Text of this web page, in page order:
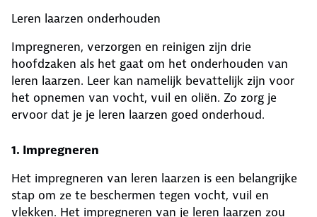
Leren laarzen onderhouden
Impregneren, verzorgen en reinigen zijn drie
hoofdzaken als het gaat om het onderhouden van
leren laarzen. Leer kan namelijk bevattelijk zijn voor
het opnemen van vocht, vuil en oliën. Zo zorg je
ervoor dat je je leren laarzen goed onderhoud.
1. Impregneren
Het impregneren van leren laarzen is een belangrijke
stap om ze te beschermen tegen vocht, vuil en
vlekken. Het impregneren van je leren laarzen zou